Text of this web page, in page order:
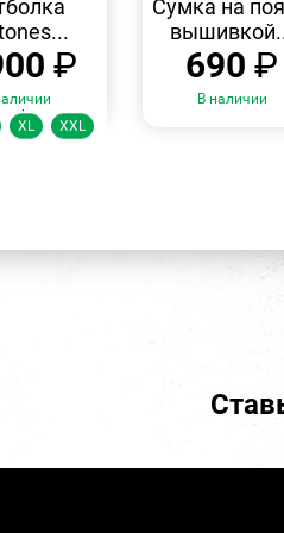
₽
XL XXL
Сумка на
690₽
В наличии